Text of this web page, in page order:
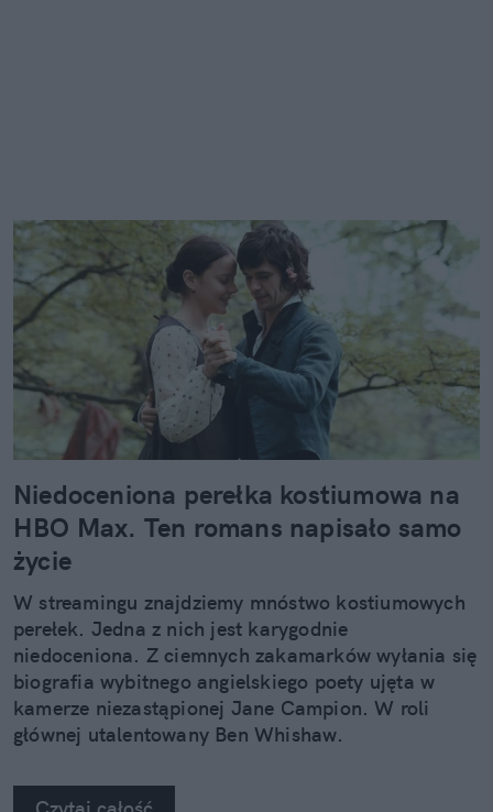
Niedoceniona perełka kostiumowa na
HBO Max. Ten romans napisało samo
życie
W streamingu znajdziemy mnóstwo kostiumowych
perełek. Jedna z nich jest karygodnie
niedoceniona. Z ciemnych zakamarków wyłania się
biografia wybitnego angielskiego poety ujęta w
kamerze niezastąpionej Jane Campion. W roli
głównej utalentowany Ben Whishaw.